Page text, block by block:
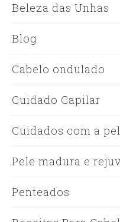
Beleza das Unhas
Blog
Cabelo ondulado
Cuidado Capilar
Cuidados com a
Pele madura e
Penteados